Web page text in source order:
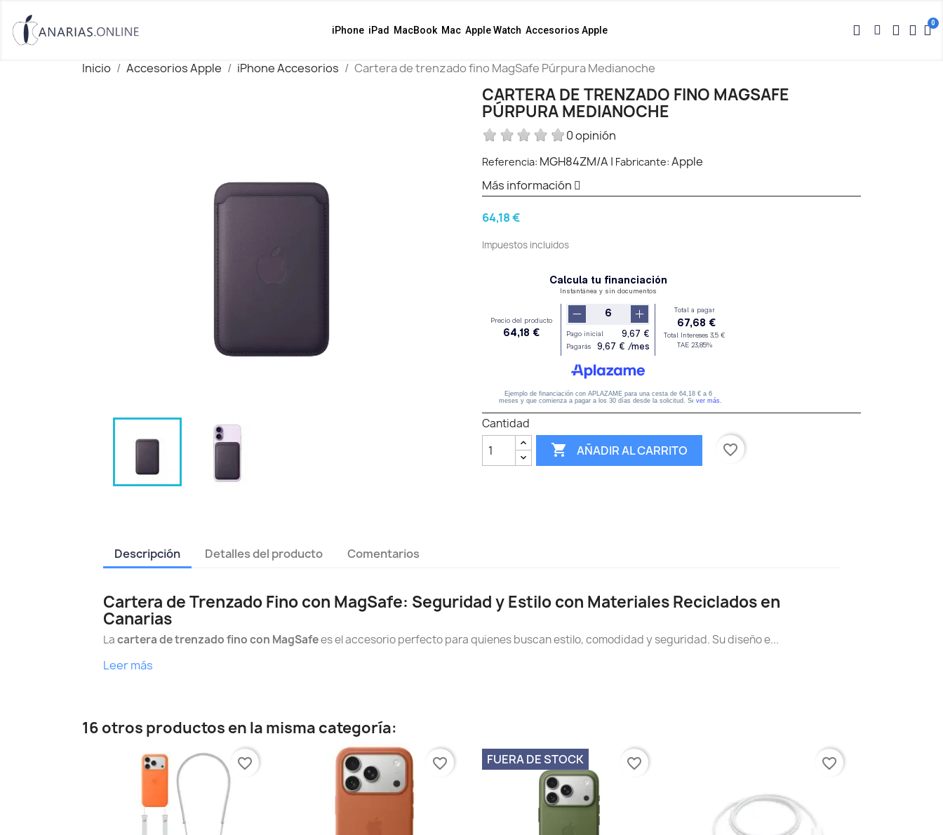
iPhone iPad MacBook Mac Apple Watch Accesorios Apple
Inicio Accesorios Apple iPhone Accesorios Cartera de trenzado fino MagSafe Púrpura Medianoche
CARTERA DE TRENZADO FINO MAGSAFE
PÚRPURA MEDIANOCHE
0 opinión
Referencia: MGH84ZM/A | Fabricante: Apple
Más información
64,18 €
Impuestos incluidos
Cantidad
 AÑADIR AL CARRITO favorite_border
Descripción Detalles del producto Comentarios
Cartera de Trenzado Fino con MagSafe: Seguridad y Estilo con Materiales Reciclados en
Canarias
Lacartera de trenzado fino con MagSafees el accesorio perfecto para quienes buscan estilo, comodidad y seguridad. Su diseño e...
Leer más
16 otros productos en la misma categoría:
favorite_border favorite_border FUERA DE STOCK favorite_border favorite_border